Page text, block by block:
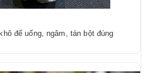
để uống, ngâm, tán bột đúng